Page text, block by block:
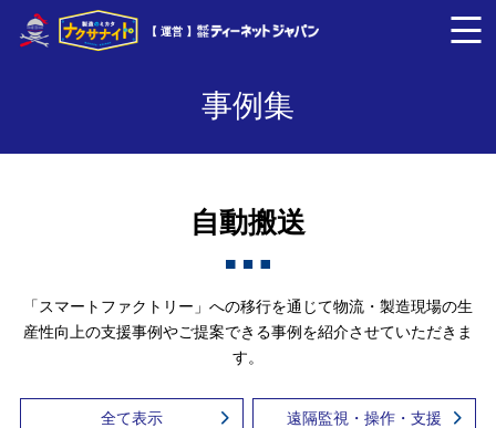
【 運営 】
事例集
自動搬送
「スマートファクトリー」への移行を通じて物流・製造現場の生
産性向上の支援事例やご提案できる事例を紹介させていただきま
す。
全て表示 遠隔監視・操作・支援